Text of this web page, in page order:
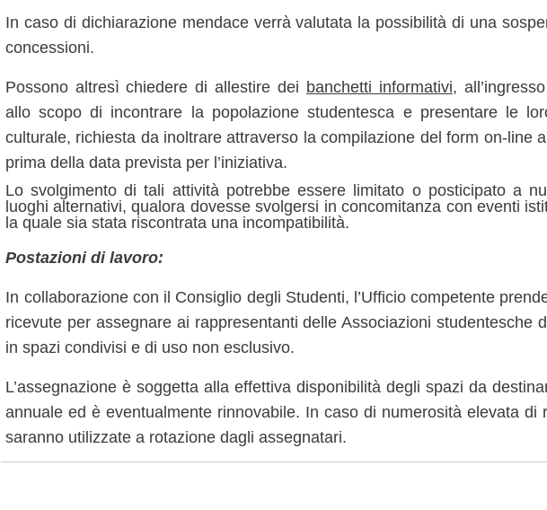
In caso di dichiarazione mendace verrà valutata la possibilità di una
concessioni.
Possono altresì chiedere di allestire dei banchetti informativi,
allo scopo di incontrare la popolazione studentesca e presentare le
culturale, richiesta da inoltrare attraverso la compilazione del form on-line
prima della data prevista per l’iniziativa.
Lo svolgimento di tali attività potrebbe essere limitato o posticipato a
luoghi alternativi, qualora dovesse svolgersi in concomitanza con eventi
la quale sia stata riscontrata una incompatibilità.
Postazioni di lavoro:
In collaborazione con il Consiglio degli Studenti, l’Ufficio competente
ricevute per assegnare ai rappresentanti delle Associazioni studentesche
in spazi condivisi e di uso non esclusivo.
L’assegnazione è soggetta alla effettiva disponibilità degli spazi da
annuale ed è eventualmente rinnovabile. In caso di numerosità elevata di
saranno utilizzate a rotazione dagli assegnatari.